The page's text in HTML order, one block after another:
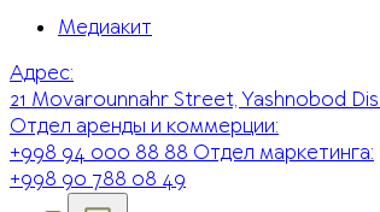
Медиакит
Адрес:
21 Movarounnahr Street, Yashnobod
Отдел аренды и коммерции:
+998 94 000 88 88 Отдел маркетинга:
+998 90 788 08 49